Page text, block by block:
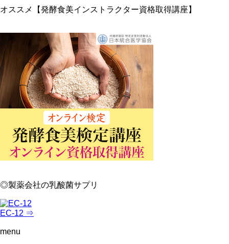
オススメ【発酵食美インストラクター資格取得講座】
◎製薬会社の乳酸菌サプリ
EC-12 ⇒
menu